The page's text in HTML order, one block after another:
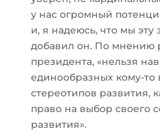
у нас огромный
и, я надеюсь, что мы
добавил он. По мнению
президента, «нельзя
единообразных кому-то
стереотипов развития,
право на выбор своего
развития».